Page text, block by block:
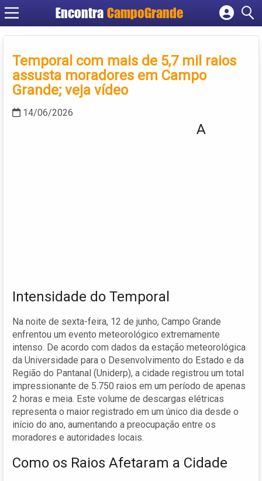
Encontra CampoGrande
Cadastrar empresa
Criar conta
Temporal com mais de 5,7 mil raios
assusta moradores em Campo
Grande; veja vídeo
14/06/2026
A
Intensidade do Temporal
Na noite de sexta-feira, 12 de junho, Campo Grande
enfrentou um evento meteorológico extremamente
intenso. De acordo com dados da estação meteorológica
da Universidade para o Desenvolvimento do Estado e da
Região do Pantanal (Uniderp), a cidade registrou um total
impressionante de 5.750 raios em um período de apenas
2 horas e meia. Este volume de descargas elétricas
representa o maior registrado em um único dia desde o
início do ano, aumentando a preocupação entre os
moradores e autoridades locais.
Como os Raios Afetaram a Cidade